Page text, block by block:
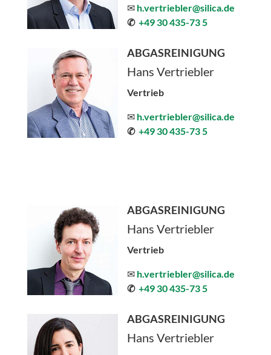
✉ h.vertriebler@silica.de
✆ +49 30 435-73 5
ABGASREINIGUNG
Hans Vertriebler
Vertrieb
✉ h.vertriebler@silica.de
✆ +49 30 435-73 5
ABGASREINIGUNG
Hans Vertriebler
Vertrieb
✉ h.vertriebler@silica.de
✆ +49 30 435-73 5
ABGASREINIGUNG
Hans Vertriebler